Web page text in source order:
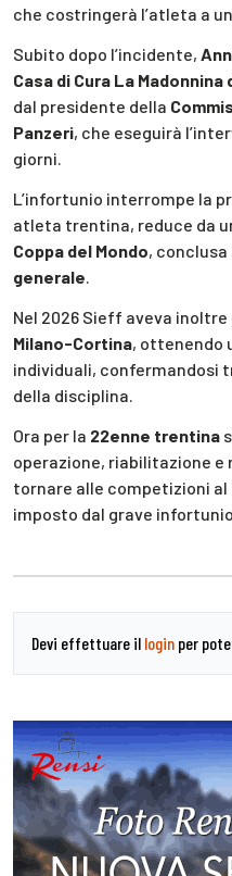
che costringerà l’atleta a
Subito dopo l’incidente,
Casa di Cura La Madonnina
dal presidente della
Panzeri, che eseguirà
giorni.
L’infortunio interrompe la
atleta trentina, reduce da
Coppa del Mondo, conclusa
generale.
Nel 2026 Sieff aveva
Milano-Cortina, ottenendo
individuali, confermandosi
della disciplina.
Ora per la 22enne trentina
operazione, riabilitazione e
tornare alle competizioni
imposto dal grave
Devi effettuare il login per